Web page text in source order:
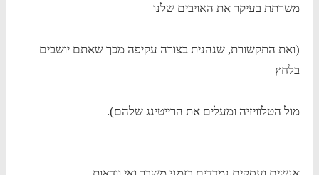
משרתת בעיקר את האויבים שלנו
(ואת התקשורת, שנהנית בצורה עקיפה מכך שאתם יושבים
בלחץ
מול הטלוויזיה ומעלים את הרייטינג שלהם).